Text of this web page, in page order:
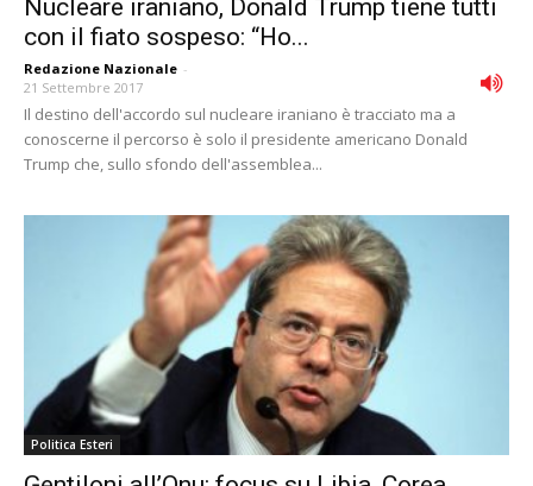
Nucleare iraniano, Donald Trump tiene tutti
con il fiato sospeso: “Ho...
Redazione Nazionale -
21 Settembre 2017
Il destino dell'accordo sul nucleare iraniano è tracciato ma a
conoscerne il percorso è solo il presidente americano Donald
Trump che, sullo sfondo dell'assemblea...
Politica Esteri